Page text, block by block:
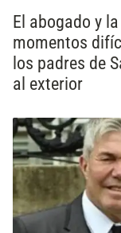
El abogado y
momentos
los padres de
al exterior